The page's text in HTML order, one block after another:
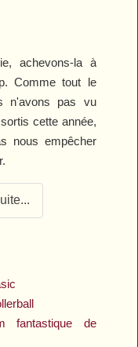
achevons-la à
Comme tout le
n'avons pas vu
cette année,
nous empêcher
fantastique de